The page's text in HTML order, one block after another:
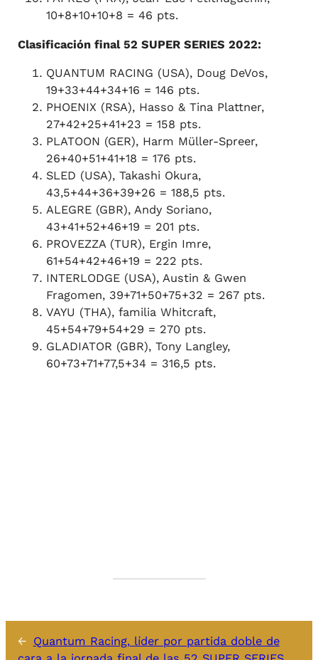
10+8+10+10+8 = 46 pts.
Clasificación final 52 SUPER SERIES 2022:
QUANTUM RACING (USA), Doug DeVos,
19+33+44+34+16 = 146 pts.
PHOENIX (RSA), Hasso & Tina Plattner,
27+42+25+41+23 = 158 pts.
PLATOON (GER), Harm Müller-Spreer,
26+40+51+41+18 = 176 pts.
SLED (USA), Takashi Okura,
43,5+44+36+39+26 = 188,5 pts.
ALEGRE (GBR), Andy Soriano,
43+41+52+46+19 = 201 pts.
PROVEZZA (TUR), Ergin Imre,
61+54+42+46+19 = 222 pts.
INTERLODGE (USA), Austin & Gwen
Fragomen, 39+71+50+75+32 = 267 pts.
VAYU (THA), familia Whitcraft,
45+54+79+54+29 = 270 pts.
GLADIATOR (GBR), Tony Langley,
60+73+71+77,5+34 = 316,5 pts.
← Quantum Racing, líder por partida doble de